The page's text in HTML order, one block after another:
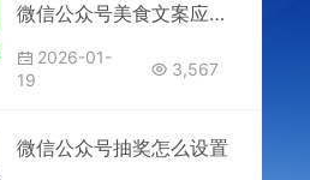
微信公众号美食文案应该怎么写?如何写才能吸引人?
2026-01-
19
3,567
微信公众号抽奖怎么设置